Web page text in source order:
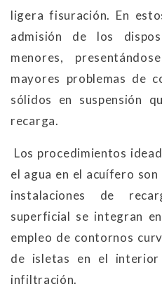
ligera fisuración. En
admisión de los
menores,
mayores problemas de
sólidos en suspensión
recarga.
Los procedimientos
el agua en el acuífero
instalaciones de
superficial se integran
empleo de contornos
de isletas en el
infiltración.